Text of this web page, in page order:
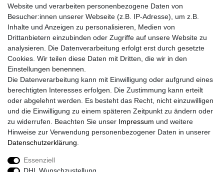
Hiermit bestätige ich, dass ich die Daten­schutz­erklärunggelesen habe. Meine
Einwilligung kann ich jederzeit widerrufen.**
Abonnieren
** Hierbei handelt es sich um ein Pflichtfeld.
Website und verarbeiten personenbezogene Daten von
Besucher:innen unserer Webseite (z.B. IP-Adresse), um z.B.
Inhalte und Anzeigen zu personalisieren, Medien von
Drittanbietern einzubinden oder Zugriffe auf unsere Website zu
analysieren. Die Datenverarbeitung erfolgt erst durch gesetzte
Cookies. Wir teilen diese Daten mit Dritten, die wir in den
Einstellungen benennen.
Die Datenverarbeitung kann mit Einwilligung oder aufgrund eines
berechtigten Interesses erfolgen. Die Zustimmung kann erteilt
oder abgelehnt werden. Es besteht das Recht, nicht einzuwilligen
und die Einwilligung zu einem späteren Zeitpunkt zu ändern oder
zu widerrufen. Beachten Sie unser Impressum und weitere
Hinweise zur Verwendung personenbezogener Daten in unserer
Daten­schutz­erklärung
Essenziell
Zahlarten
Versand